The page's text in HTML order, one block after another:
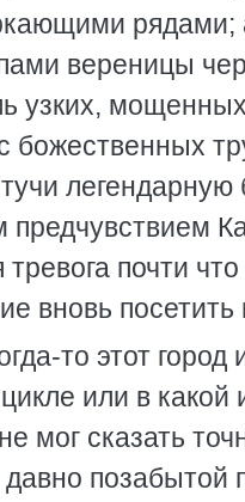
вереницы
узких,
божественных
тревога почти
вновь
то этот
или в
мог сказать
позабытой